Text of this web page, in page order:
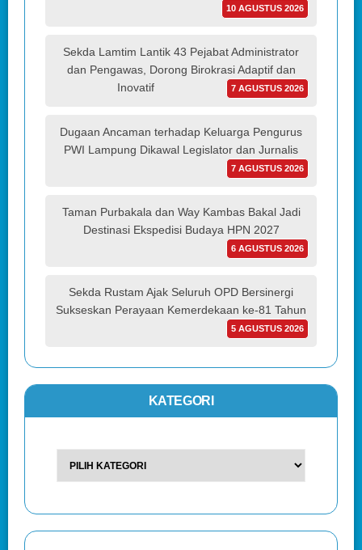
10 AGUSTUS 2026
Sekda Lamtim Lantik 43 Pejabat Administrator
dan Pengawas, Dorong Birokrasi Adaptif dan
Inovatif
7 AGUSTUS 2026
Dugaan Ancaman terhadap Keluarga Pengurus
PWI Lampung Dikawal Legislator dan Jurnalis
7 AGUSTUS 2026
Taman Purbakala dan Way Kambas Bakal Jadi
Destinasi Ekspedisi Budaya HPN 2027
6 AGUSTUS 2026
Sekda Rustam Ajak Seluruh OPD Bersinergi
Sukseskan Perayaan Kemerdekaan ke-81 Tahun
5 AGUSTUS 2026
KATEGORI